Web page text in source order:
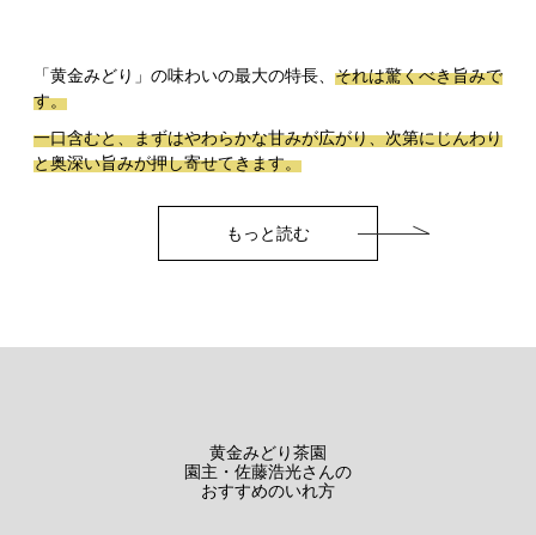
「黄金みどり」の味わいの最大の特長、 それは驚くべき旨みで
す。
一口含むと、まずはやわらかな甘みが広がり、次第にじんわり
と奥深い旨みが押し寄せてきます。
もっと読む
黄金みどり茶園
園主・佐藤浩光さんの
おすすめのいれ方